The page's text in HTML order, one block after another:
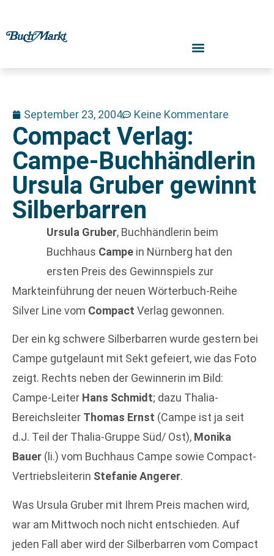
September 23, 2004 Keine Kommentare
Compact Verlag:
Campe-Buchhändlerin
Ursula Gruber gewinnt
Silberbarren
Ursula Gruber, Buchhändlerin beim
Buchhaus Campe in Nürnberg hat den
ersten Preis des Gewinnspiels zur
Markteinführung der neuen Wörterbuch-Reihe
Silver Line vom Compact Verlag gewonnen.
Der ein kg schwere Silberbarren wurde gestern bei
Campe gutgelaunt mit Sekt gefeiert, wie das Foto
zeigt. Rechts neben der Gewinnerin im Bild:
Campe-Leiter Hans Schmidt; dazu Thalia-
Bereichsleiter Thomas Ernst (Campe ist ja seit
d.J. Teil der Thalia-Gruppe Süd/ Ost), Monika
Bauer (li.) vom Buchhaus Campe sowie Compact-
Vertriebsleiterin Stefanie Angerer.
Was Ursula Gruber mit Ihrem Preis machen wird,
war am Mittwoch noch nicht entschieden. Auf
jeden Fall aber wird der Silberbarren vom Compact